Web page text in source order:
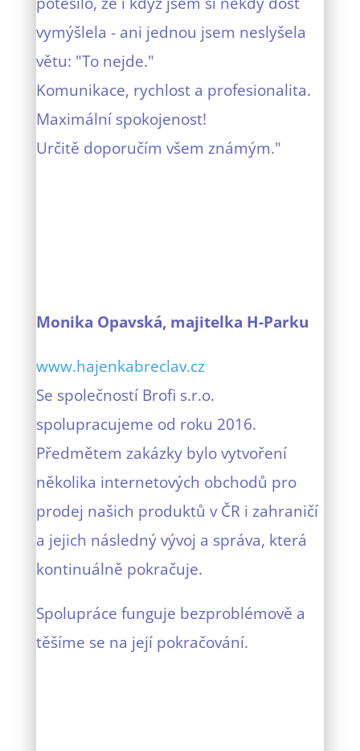
vymýšlela - ani jednou jsem neslyšela
větu: "To nejde."
Komunikace, rychlost a profesionalita.
Maximální spokojenost!
Určitě doporučím všem známým."
Monika Opavská, majitelka H-Parku
www.hajenkabreclav.cz
Se společností Brofi s.r.o.
spolupracujeme od roku 2016.
Předmětem zakázky bylo vytvoření
několika internetových obchodů pro
prodej našich produktů v ČR i zahraničí
a jejich následný vývoj a správa, která
kontinuálně pokračuje.
Spolupráce funguje bezproblémově a
těšíme se na její pokračování.